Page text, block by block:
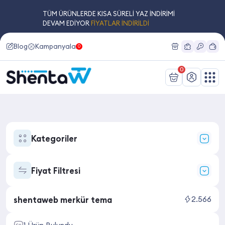
TÜM ÜRÜNLERDE KISA SÜRELİ YAZ İNDİRİMİ
DEVAM EDİYORFİYATLAR İNDİRİLDİ
Blog Kampanyalar0
0
Kategoriler
Tüm Ürünlerimiz
Tema Modülleri 1
WordPress Eklentileri
Fiyat Filtresi
shentaweb merkür tema 2.566